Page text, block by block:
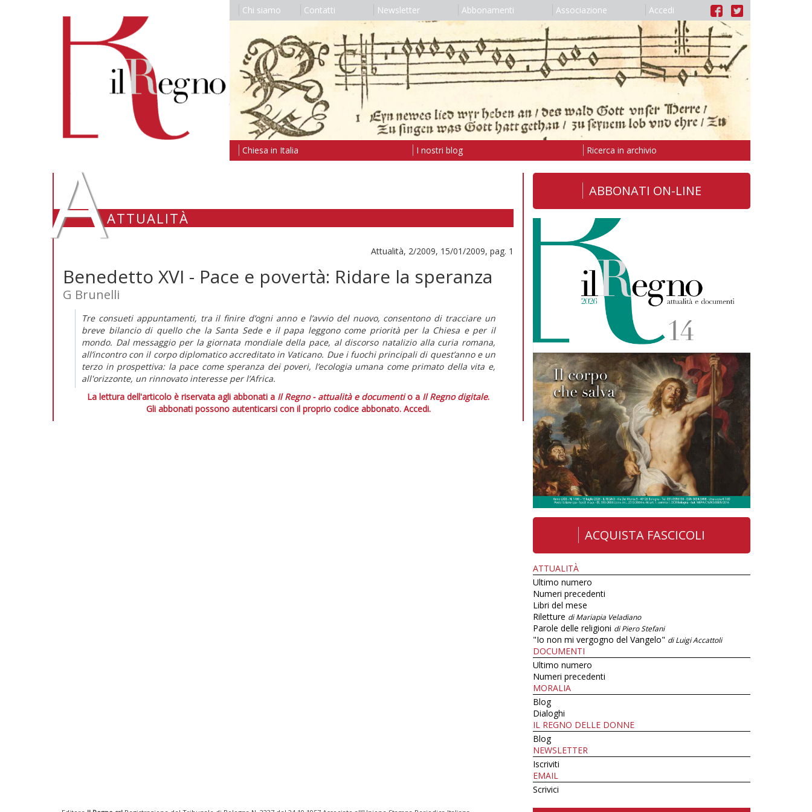
Chi siamo Contatti Newsletter Abbonamenti Associazione Accedi
Chiesa in Italia I nostri blog Ricerca in archivio
AATTUALITÀ
Attualità, 2/2009, 15/01/2009, pag. 1
Benedetto XVI - Pace e povertà: Ridare la speranza
G Brunelli
Tre consueti appuntamenti, tra il finire d’ogni anno e l’avvio del nuovo, consentono di tracciare un
breve bilancio di quello che la Santa Sede e il papa leggono come priorità per la Chiesa e per il
mondo. Dal messaggio per la giornata mondiale della pace, al discorso natalizio alla curia romana,
all’incontro con il corpo diplomatico accreditato in Vaticano. Due i fuochi principali di quest’anno e un
terzo in prospettiva: la pace come speranza dei poveri, l’ecologia umana come primato della vita e,
all'orizzonte, un rinnovato interesse per l’Africa.
La lettura dell'articolo è riservata agli abbonati a Il Regno - attualità e documentio a Il Regno digitale.
Gli abbonati possono autenticarsi con il proprio codice abbonato. Accedi.
ABBONATI ON-LINE
ACQUISTA FASCICOLI
ATTUALITÀ
Ultimo numero
Numeri precedenti
Libri del mese
Riletture di Mariapia Veladiano
Parole delle religioni di Piero Stefani
"Io non mi vergogno del Vangelo" di Luigi Accattoli
DOCUMENTI
Ultimo numero
Numeri precedenti
MORALIA
Blog
Dialoghi
IL REGNO DELLE DONNE
Blog
NEWSLETTER
Iscriviti
EMAIL
Scrivici